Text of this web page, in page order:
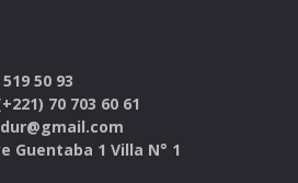
50 93
70 703 60 61
Guentaba 1 Villa N° 1